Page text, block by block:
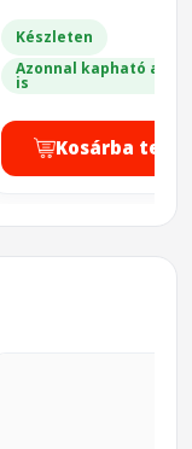
Készleten
Azonnal kapható a
is
Kosárba